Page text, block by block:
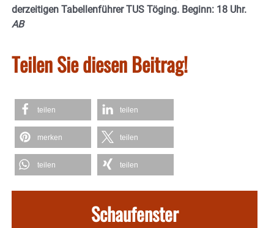
derzeitigen Tabellenführer TUS Töging. Beginn: 18 Uhr.
AB
Teilen Sie diesen Beitrag!
teilen teilen
merken teilen
teilen teilen
Schaufenster